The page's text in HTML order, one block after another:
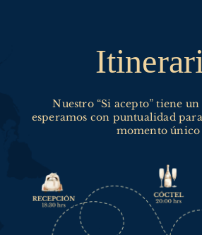
Nuestro “Si acepto” tiene
esperamos con puntualidad
momento único